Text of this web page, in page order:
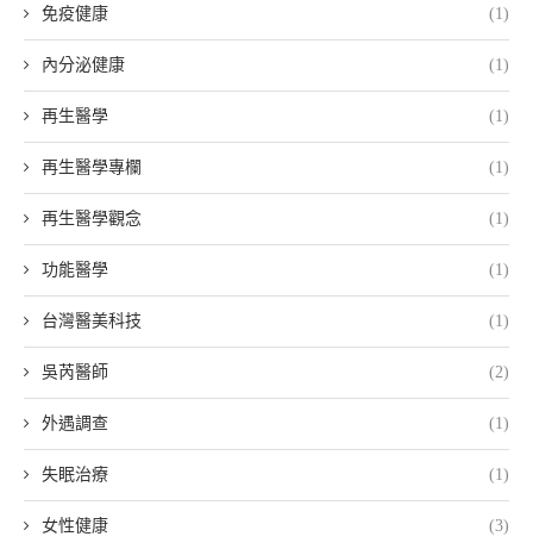
免疫健康 (1)
內分泌健康 (1)
再生醫學 (1)
再生醫學專欄 (1)
再生醫學觀念 (1)
功能醫學 (1)
台灣醫美科技 (1)
吳芮醫師 (2)
外遇調查 (1)
失眠治療 (1)
女性健康 (3)